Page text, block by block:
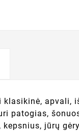
patogias,
jūrų